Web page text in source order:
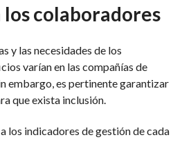
colaboradores
y las necesidades de los
varían en las compañías de
embargo, es pertinente garantizar
que exista inclusión.
los indicadores de gestión de cada